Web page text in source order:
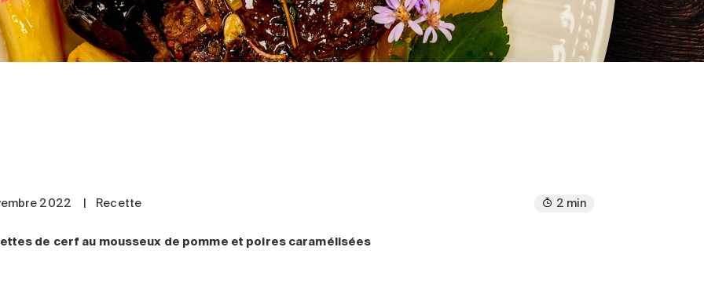
2022 Recette 2 min
de cerf au mousseux de pomme et poires caramélisées